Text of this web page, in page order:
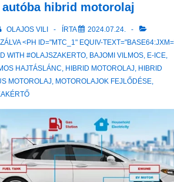
hibrid motorolaj
OLAJOS VILI ÍRTA
2024.07.24.
<PH ID="MTC_1" EQUIV-
WITH#OLAJSZAKERTO, BAJOMI VILMOS, E-ICE,
HAJTÁSLÁNC, HIBRID MOTOROLAJ, HIBRID
MOTOROLAJ, MOTOROLAJOK FEJLŐDÉSE,